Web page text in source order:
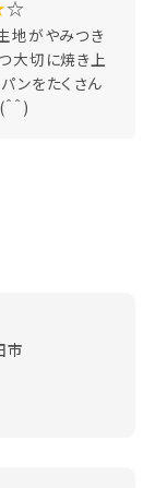
☆
地がやみつき
大切に焼き上
ンをたくさん
＾)
市